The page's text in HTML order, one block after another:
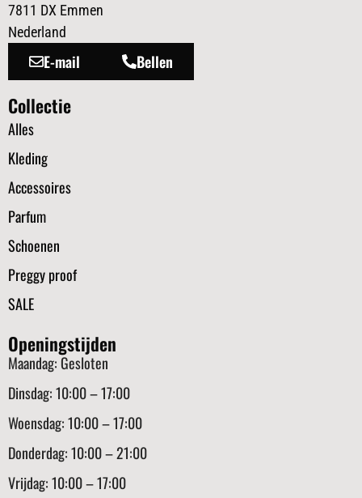
7811 DX Emmen
Nederland
E-mail Bellen
Collectie
Alles
Kleding
Accessoires
Parfum
Schoenen
Preggy proof
SALE
Openingstijden
Maandag: Gesloten
Dinsdag: 10:00 – 17:00
Woensdag: 10:00 – 17:00
Donderdag: 10:00 – 21:00
Vrijdag: 10:00 – 17:00